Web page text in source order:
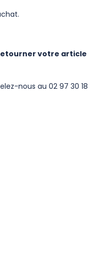
votre article
nous au 02 97 30 18